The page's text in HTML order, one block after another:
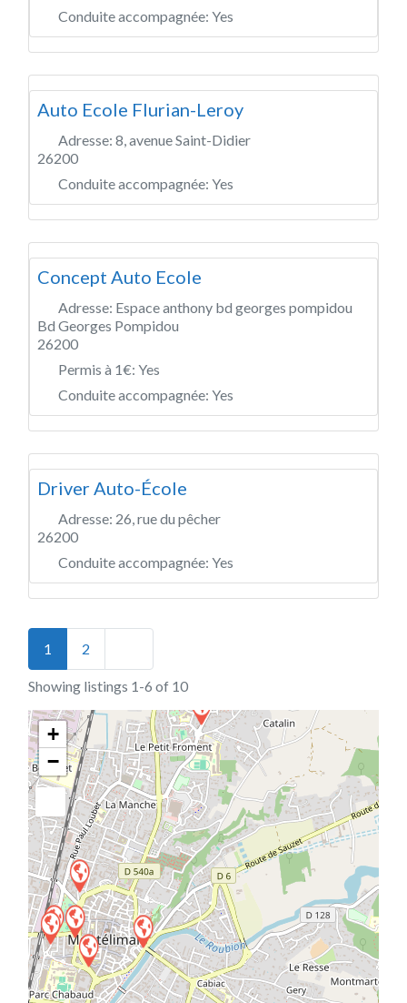
Conduite accompagnée: Yes
Auto Ecole Flurian-Leroy
Adresse: 8, avenue Saint-Didier
26200
Conduite accompagnée: Yes
Concept Auto Ecole
Adresse: Espace anthony bd georges pompidou
Bd Georges Pompidou
26200
Permis à 1€: Yes
Conduite accompagnée: Yes
Driver Auto-École
Adresse: 26, rue du pêcher
26200
Conduite accompagnée: Yes
Posts navigation
1 2
Showing listings 1-6 of 10
+
−